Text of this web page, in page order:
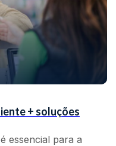
+ soluções
essencial para a